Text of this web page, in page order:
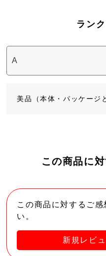
ラン
美品（本体・パッケージ
この商品に
この商品に対するご
い。
新規レビ